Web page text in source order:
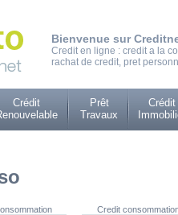
Bienvenue sur
Credit en ligne : credit a la
rachat de credit, pret
Crédit
Prêt
Travaux
Crédit
Credit